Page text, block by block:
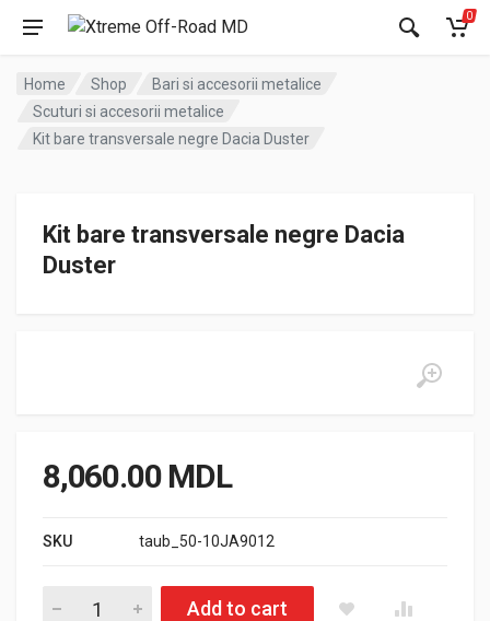
0
Home Shop
Bari si accesorii metalice
Scuturi si accesorii metalice
Kit bare transversale negre Dacia Duster
Kit bare transversale negre Dacia
Duster
8,060.00 MDL
SKU taub_50-10JA9012
Cantitate Kit bare transversale negre Dacia Duster
Add to cart